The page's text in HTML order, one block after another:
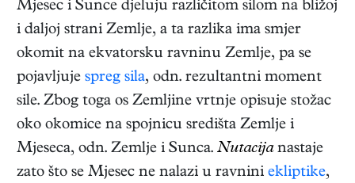
Mjesec i Sunce djeluju različitom silom na bližoj
i daljoj strani Zemlje, a ta razlika ima smjer
okomit na ekvatorsku ravninu Zemlje, pa se
pojavljuje spreg sila, odn. rezultantni moment
sile. Zbog toga os Zemljine vrtnje opisuje stožac
oko okomice na spojnicu središta Zemlje i
Mjeseca, odn. Zemlje i Sunca. Nutacijanastaje
zato što se Mjesec ne nalazi u ravnini ekliptike,